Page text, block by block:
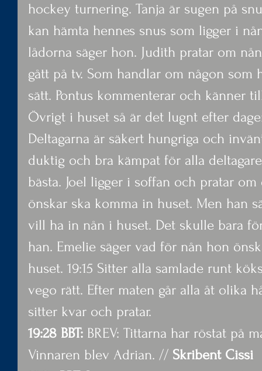
hockey turnering. Tanja är sugen på
kan hämta hennes snus som ligger i
lådorna säger hon. Judith pratar om
gått på tv. Som handlar om någon
sätt. Pontus kommenterar och känner
Övrigt i huset så är det lugnt efter
Deltagarna är säkert hungriga och
duktig och bra kämpat för alla
bästa. Joel ligger i soffan och pratar
önskar ska komma in huset. Men han
vill ha in nån i huset. Det skulle bara
han. Emelie säger vad för nån hon
huset. 19:15 Sitter alla samlade runt
vego rätt. Efter maten går alla åt olika
sitter kvar och pratar.
19:28 BBT: BREV: Tittarna har röstat på
Vinnaren blev Adrian. // Skribent Cissi